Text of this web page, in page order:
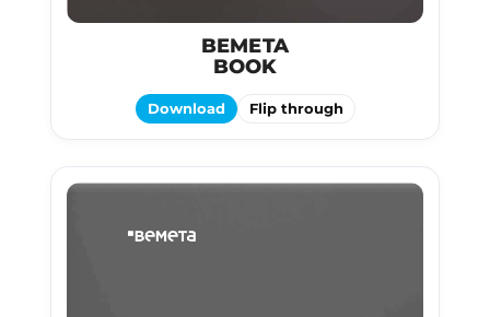
BEMETA
BOOK
Download Flip through